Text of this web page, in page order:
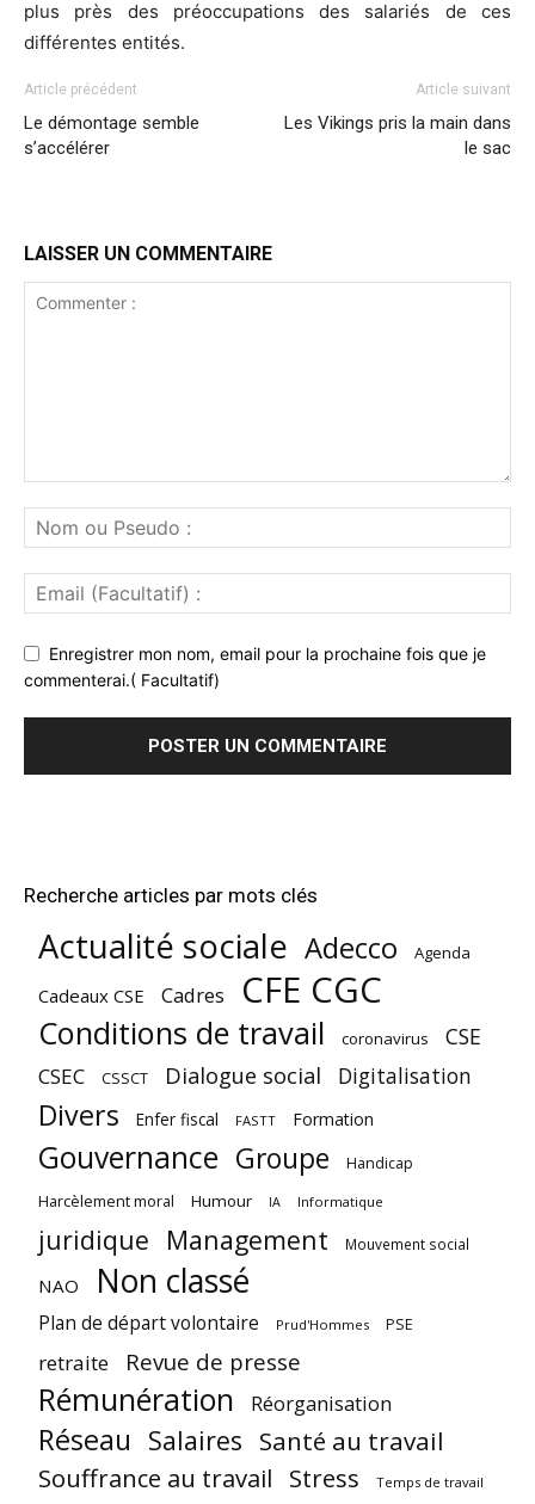
plus près des préoccupations des salariés de ces
différentes entités.
Article précédent
Le démontage semble
s’accélérer
Article suivant
Les Vikings pris la main dans
le sac
LAISSER UN COMMENTAIRE
Enregistrer mon nom, email pour la prochaine fois que je
commenterai.( Facultatif)
Recherche articles par mots clés
Actualité sociale Adecco Agenda
Cadeaux CSE Cadres CFE CGC
Conditions de travail coronavirus CSE
CSEC CSSCT Dialogue social Digitalisation
Divers Enfer fiscal FASTT Formation
Gouvernance Groupe Handicap
Harcèlement moral Humour IA Informatique
juridique Management Mouvement social
NAO Non classé
Plan de départ volontaire Prud'Hommes PSE
retraite Revue de presse
Rémunération Réorganisation
Réseau Salaires Santé au travail
Souffrance au travail Stress Temps de travail